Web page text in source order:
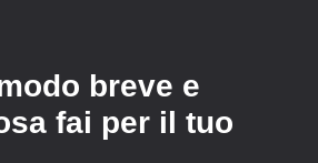
breve e
fai per il tuo